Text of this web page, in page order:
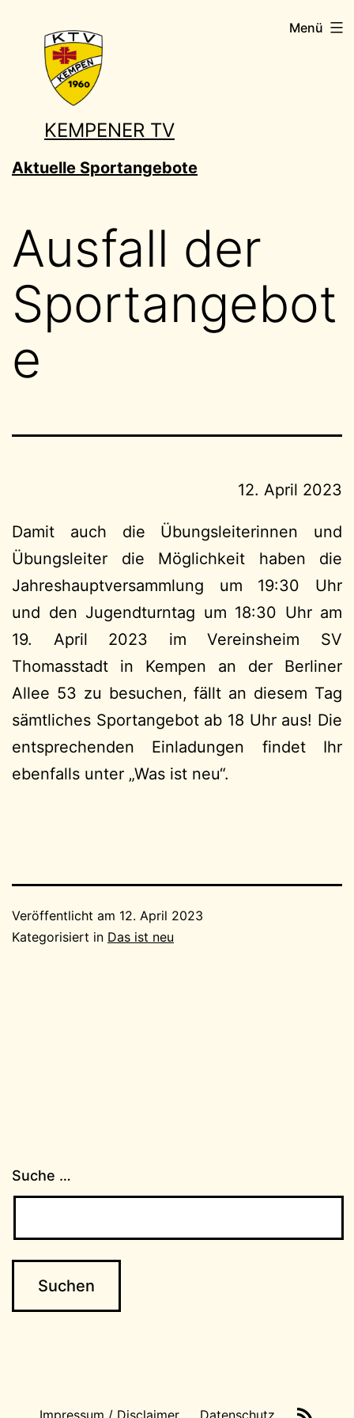
springen
KEMPENER TV
Menü
Aktuelle Sportangebote
Ausfall der
Sportangebot
e
12. April 2023
Damit auch die Übungsleiterinnen und
Übungsleiter die Möglichkeit haben die
Jahreshauptversammlung um 19:30 Uhr
und den Jugendturntag um 18:30 Uhr am
19. April 2023 im Vereinsheim SV
Thomasstadt in Kempen an der Berliner
Allee 53 zu besuchen, fällt an diesem Tag
sämtliches Sportangebot ab 18 Uhr aus! Die
entsprechenden Einladungen findet Ihr
ebenfalls unter „Was ist neu“.
Veröffentlicht am 12. April 2023
Kategorisiert in Das ist neu
Suche …
Impressum / Disclaimer Datenschutz